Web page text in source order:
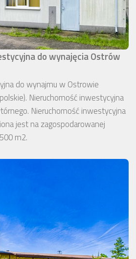
do wynajęcia Ostrów
do wynajmu w Ostrowie
Nieruchomość inwestycyjna
Nieruchomość inwestycyjna
jest na zagospodarowanej
m2.